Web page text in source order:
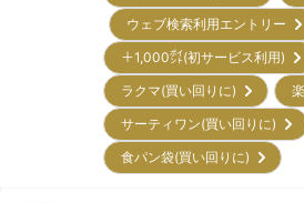
ウェブ検索利用エントリー
＋1,000㌽(初サービス利用)
ラクマ(買い回りに)
サーティワン(買い回りに)
食パン袋(買い回りに)